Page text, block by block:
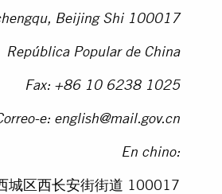
Beijing Shi 100017
República Popular de China
Fax: +86 10 6238 1025
e: english@mail.gov.cn
En chino:
城区西长安街街道 100017